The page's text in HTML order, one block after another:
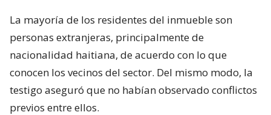
La mayoría de los residentes del inmueble son
personas extranjeras, principalmente de
nacionalidad haitiana, de acuerdo con lo que
conocen los vecinos del sector. Del mismo modo, la
testigo aseguró que no habían observado conflictos
previos entre ellos.